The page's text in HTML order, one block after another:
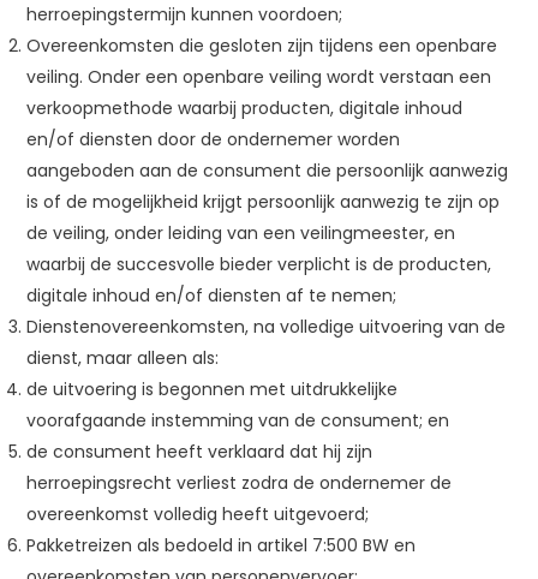
herroepingstermijn kunnen voordoen;
Overeenkomsten die gesloten zijn tijdens een openbare
veiling. Onder een openbare veiling wordt verstaan een
verkoopmethode waarbij producten, digitale inhoud
en/of diensten door de ondernemer worden
aangeboden aan de consument die persoonlijk aanwezig
is of de mogelijkheid krijgt persoonlijk aanwezig te zijn op
de veiling, onder leiding van een veilingmeester, en
waarbij de succesvolle bieder verplicht is de producten,
digitale inhoud en/of diensten af te nemen;
Dienstenovereenkomsten, na volledige uitvoering van de
dienst, maar alleen als:
de uitvoering is begonnen met uitdrukkelijke
voorafgaande instemming van de consument; en
de consument heeft verklaard dat hij zijn
herroepingsrecht verliest zodra de ondernemer de
overeenkomst volledig heeft uitgevoerd;
Pakketreizen als bedoeld in artikel 7:500 BW en